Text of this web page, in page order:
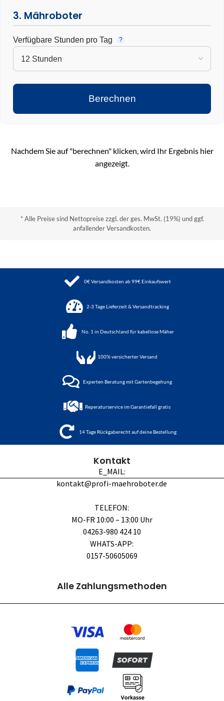
3. Mähroboter
Verfügbare Stunden pro Tag ?
Berechnen
Nachdem Sie auf "berechnen" klicken, wird Ihr Ergebnis hier
angezeigt.
* Alle Preise sind Nettopreise zzgl. der ges. MwSt. (19%) und ggf.
anfallender Versandkosten.
0€ Versandkosten ab 99€ Einkaufswert
2-3 Tage Lieferzeit & Versandtracking
No. 1 in Deutschland für kabellose Mäher
100%versicherter Versand
Experten Beratung mit Gartenbegehung
Reperaturservice im Garantiefall gratis
14 Tage Rückgaberecht auf deine Bestellung
Kontakt
E_MAIL:
kontakt@profi-maehroboter.de
TELEFON:
MO-FR 10:00 – 13:00 Uhr
04263-980 424 10
WHATS-APP:
0157-50605069
Alle Zahlungsmethoden